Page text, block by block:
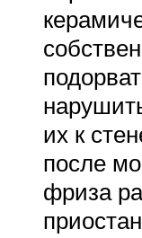
их к
после
фриза